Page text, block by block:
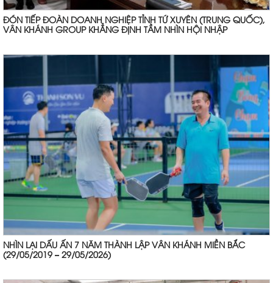
ĐÓN TIẾP ĐOÀN DOANH NGHIỆP TỈNH TỨ XUYÊN (TRUNG QUỐC),
VÂN KHÁNH GROUP KHẲNG ĐỊNH TẦM NHÌN HỘI NHẬP
NHÌN LẠI DẤU ẤN 7 NĂM THÀNH LẬP VÂN KHÁNH MIỀN BẮC
(29/05/2019 – 29/05/2026)